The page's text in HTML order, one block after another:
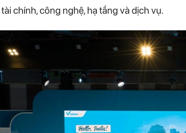
chính, công nghệ, hạ tầng và dịch vụ.